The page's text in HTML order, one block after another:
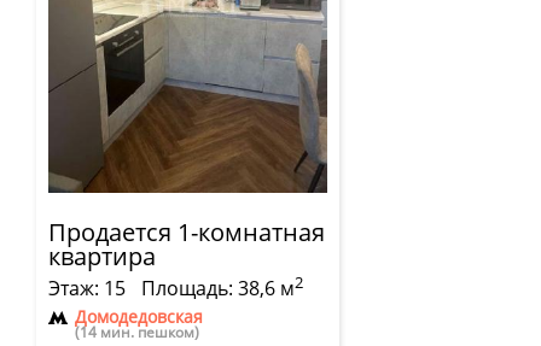
Продается 1-комнатная
квартира
Этаж: 15 Площадь: 38,6 м2
Домодедовская
(14 мин. пешком)